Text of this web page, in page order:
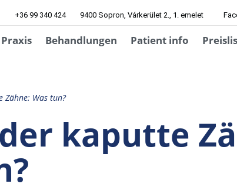
+36 99 340 424 9400 Sopron, Várkerület 2., 1. emelet
Praxis Behandlungen Patient info
Zähne: Was tun?
kaputte